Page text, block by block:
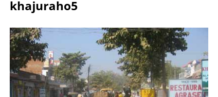
khajuraho5